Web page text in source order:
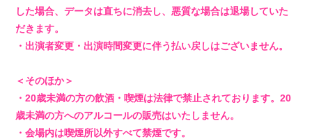
した場合、データは直ちに消去し、悪質な場合は退場していた
だきます。
・出演者変更・出演時間変更に伴う払い戻しはございません。
＜そのほか＞
・20歳未満の方の飲酒・喫煙は法律で禁止されております。20
歳未満の方へのアルコールの販売はいたしません。
・会場内は喫煙所以外すべて禁煙です。